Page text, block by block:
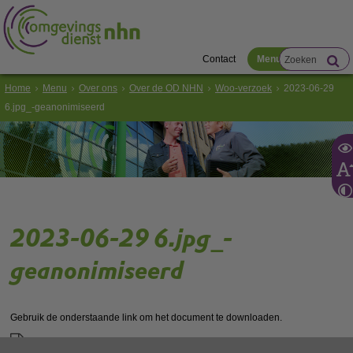
Contact Menu
Home Menu Over ons Over de OD NHN Woo-verzoek
2023-06-29
6.jpg_-geanonimiseerd
2023-06-29 6.jpg_-
geanonimiseerd
Gebruik de onderstaande link om het document te downloaden.